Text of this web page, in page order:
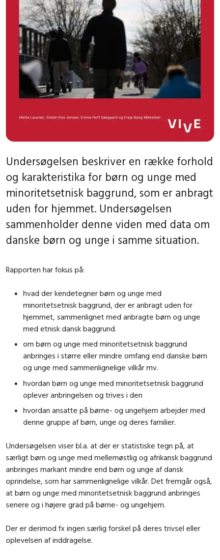
Undersøgelsen beskriver en række forhold
og karakteristika for børn og unge med
minoritetsetnisk baggrund, som er anbragt
uden for hjemmet. Undersøgelsen
sammenholder denne viden med data om
danske børn og unge i samme situation.
Rapporten har fokus på:
hvad der kendetegner børn og unge med
minoritetsetnisk baggrund, der er anbragt uden for
hjemmet, sammenlignet med anbragte børn og unge
med etnisk dansk baggrund.
om børn og unge med minoritetsetnisk baggrund
anbringes i større eller mindre omfang end danske børn
og unge med sammenlignelige vilkår mv.
hvordan børn og unge med minoritetsetnisk baggrund
oplever anbringelsen og trives i den
hvordan ansatte på børne- og ungehjem arbejder med
denne gruppe af børn, unge og deres familier.
Undersøgelsen viser bl.a. at der er statistiske tegn på, at
særligt børn og unge med mellemøstlig og afrikansk baggrund
anbringes markant mindre end børn og unge af dansk
oprindelse, som har sammenlignelige vilkår. Det fremgår også,
at børn og unge med minoritetsetnisk baggrund anbringes
senere og i højere grad på børne- og ungehjem.
Der er derimod fx ingen særlig forskel på deres trivsel eller
oplevelsen af inddragelse.